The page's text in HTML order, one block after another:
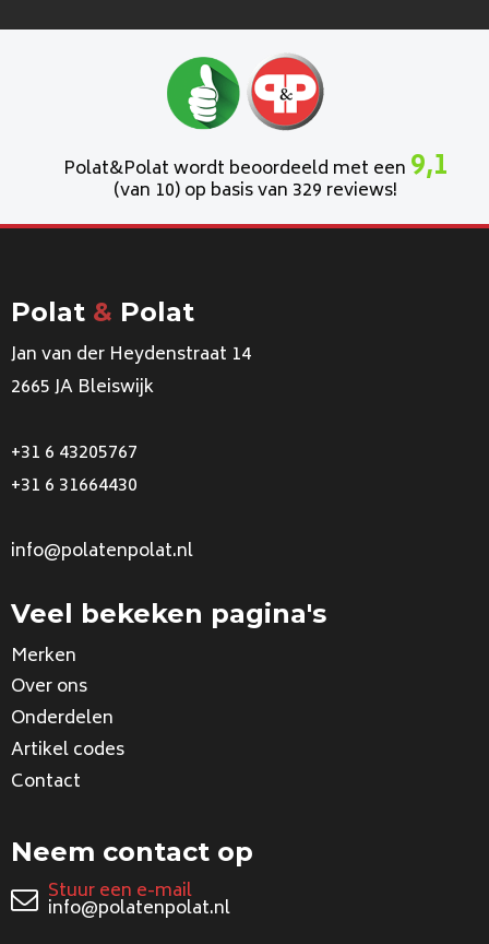
Polat&Polat wordt beoordeeld met een 9,1
(van 10) op basis van 329 reviews!
Polat & Polat
Jan van der Heydenstraat 14
2665 JA Bleiswijk
+31 6 43205767
+31 6 31664430
info@polatenpolat.nl
Veel bekeken pagina's
Merken
Over ons
Onderdelen
Artikel codes
Contact
Neem contact op
Stuur een e-mail
info@polatenpolat.nl